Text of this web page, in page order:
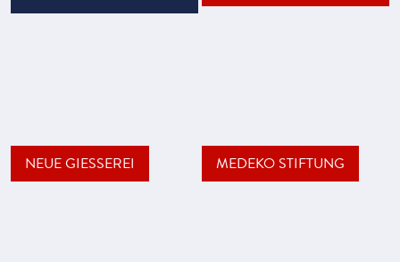
NEUE GIESSEREI MEDEKO STIFTUNG